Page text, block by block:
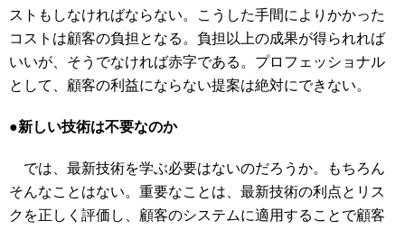
ストもしなければならない。こうした手間によりかかった
コストは顧客の負担となる。負担以上の成果が得られれば
いいが、そうでなければ赤字である。プロフェッショナル
として、顧客の利益にならない提案は絶対にできない。
●新しい技術は不要なのか
では、最新技術を学ぶ必要はないのだろうか。もちろん
そんなことはない。重要なことは、最新技術の利点とリス
クを正しく評価し、顧客のシステムに適用することで顧客